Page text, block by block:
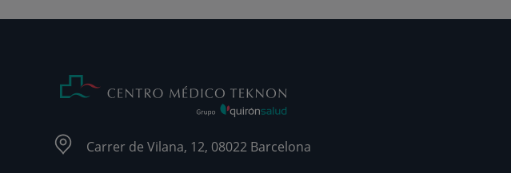
Carrer de Vilana, 12, 08022 Barcelona